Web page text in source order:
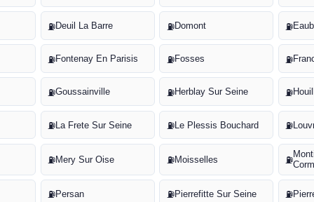
⛽Deuil La Barre ⛽Domont ⛽
⛽Fontenay En Parisis ⛽Fosses ⛽
⛽Goussainville ⛽Herblay Sur Seine ⛽
⛽La Frete Sur Seine ⛽Le Plessis Bouchard ⛽
⛽Mery Sur Oise ⛽Moisselles ⛽
⛽Persan ⛽Pierrefitte Sur Seine ⛽